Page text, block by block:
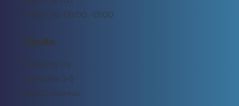
Arkisin klo 09:00 -15:00
Osoite
Rockway Oy
Lemuntie 3-5
00510 Helsinki